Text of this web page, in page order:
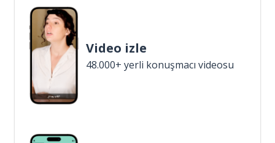
Video izle
48.000+ yerli konuşmacı videosu